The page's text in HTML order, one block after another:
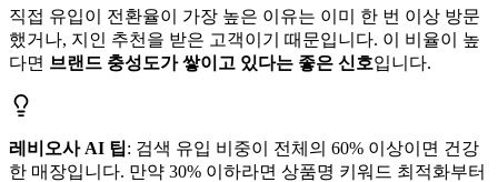
직접 유입이 전환율이 가장 높은 이유는 이미 한 번 이상 방문
했거나, 지인 추천을 받은 고객이기 때문입니다. 이 비율이 높
다면 브랜드 충성도가 쌓이고 있다는 좋은 신호입니다.
레비오사 AI 팁: 검색 유입 비중이 전체의 60% 이상이면 건강
한 매장입니다. 만약 30% 이하라면 상품명 키워드 최적화부터